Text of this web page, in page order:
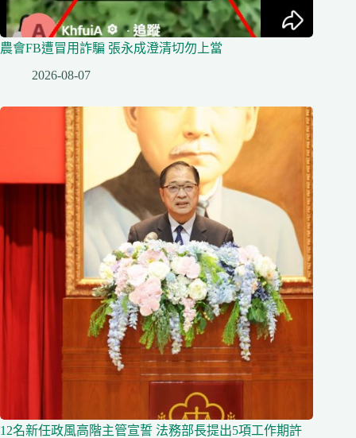
農會FB遭冒用詐騙 張永成澄清切勿上當
2026-08-07
12名新任政風高階主管宣誓 法務部長提出5項工作期許